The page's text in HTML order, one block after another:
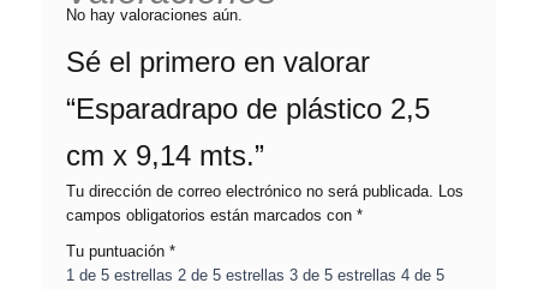
No hay valoraciones aún.
Sé el primero en valorar
“Esparadrapo de plástico 2,5
cm x 9,14 mts.”
Tu dirección de correo electrónico no será publicada. Los
campos obligatorios están marcados con *
Tu puntuación *
1 de 5 estrellas 2 de 5 estrellas 3 de 5 estrellas 4 de 5